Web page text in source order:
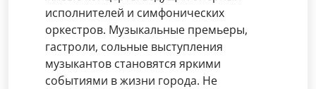
исполнителей и симфонических
оркестров. Музыкальные премьеры,
гастроли, сольные выступления
музыкантов становятся яркими
событиями в жизни города. Не